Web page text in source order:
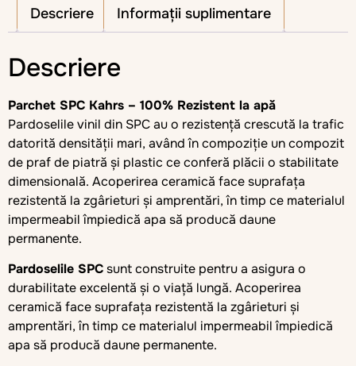
Descriere Informații suplimentare
Descriere
Parchet SPC Kahrs – 100% Rezistent la apă
Pardoselile vinil din SPC au o rezistență crescută la trafic
datorită densității mari, având în compoziție un compozit
de praf de piatră și plastic ce conferă plăcii o stabilitate
dimensională. Acoperirea ceramică face suprafața
rezistentă la zgârieturi și amprentări, în timp ce materialul
impermeabil împiedică apa să producă daune
permanente.
Pardoselile SPCsunt construite pentru a asigura o
durabilitate excelentă și o viață lungă. Acoperirea
ceramică face suprafața rezistentă la zgârieturi și
amprentări, în timp ce materialul impermeabil împiedică
apa să producă daune permanente.